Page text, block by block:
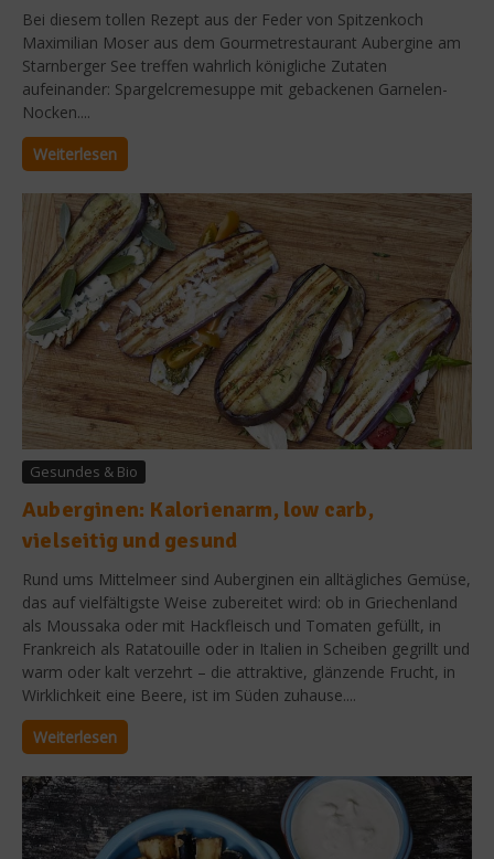
Bei diesem tollen Rezept aus der Feder von Spitzenkoch
Maximilian Moser aus dem Gourmetrestaurant Aubergine am
Starnberger See treffen wahrlich königliche Zutaten
aufeinander: Spargelcremesuppe mit gebackenen Garnelen-
Nocken....
Weiterlesen
Gesundes & Bio
Auberginen: Kalorienarm, low carb,
vielseitig und gesund
Rund ums Mittelmeer sind Auberginen ein alltägliches Gemüse,
das auf vielfältigste Weise zubereitet wird: ob in Griechenland
als Moussaka oder mit Hackfleisch und Tomaten gefüllt, in
Frankreich als Ratatouille oder in Italien in Scheiben gegrillt und
warm oder kalt verzehrt – die attraktive, glänzende Frucht, in
Wirklichkeit eine Beere, ist im Süden zuhause....
Weiterlesen